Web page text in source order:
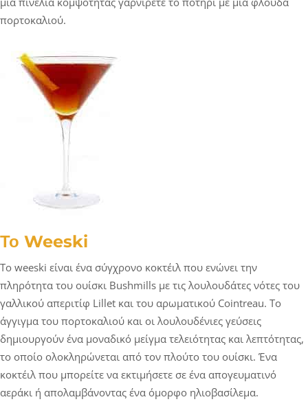
πορτοκαλιού.
Το Weeski
Το weeski είναι ένα σύγχρονο κοκτέιλ που ενώνει την
πληρότητα του ουίσκι Bushmills με τις λουλουδάτες νότες του
γαλλικού απεριτίφ Lillet και του αρωματικού Cointreau. Το
άγγιγμα του πορτοκαλιού και οι λουλουδένιες γεύσεις
δημιουργούν ένα μοναδικό μείγμα τελειότητας και λεπτότητας,
το οποίο ολοκληρώνεται από τον πλούτο του ουίσκι. Ένα
κοκτέιλ που μπορείτε να εκτιμήσετε σε ένα απογευματινό
αεράκι ή απολαμβάνοντας ένα όμορφο ηλιοβασίλεμα.